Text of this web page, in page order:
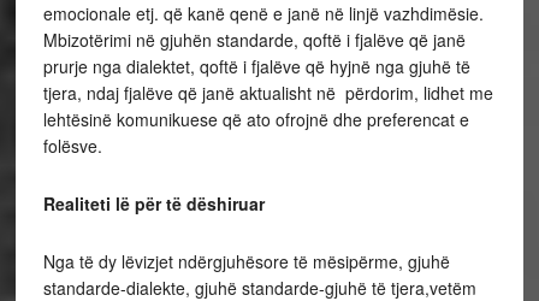
emocionale etj. që kanë qenë e janë në linjë vazhdimësie.
Mbizotërimi në gjuhën standarde, qoftë i fjalëve që janë
prurje nga dialektet, qoftë i fjalëve që hyjnë nga gjuhë të
tjera, ndaj fjalëve që janë aktualisht në përdorim, lidhet me
lehtësinë komunikuese që ato ofrojnë dhe preferencat e
folësve.
Realiteti lë për të dëshiruar
Nga të dy lëvizjet ndërgjuhësore të mësipërme, gjuhë
standarde-dialekte, gjuhë standarde-gjuhë të tjera,vetëm